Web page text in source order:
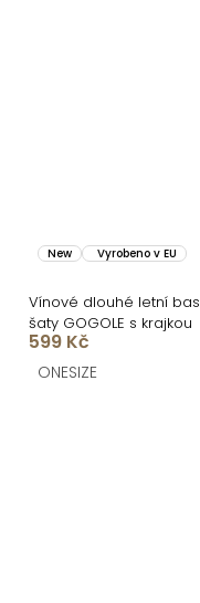
New Vyrobeno v EU
Vínové dlouhé letní
šaty GOGOLE s krajkou
599 Kč
ONESIZE